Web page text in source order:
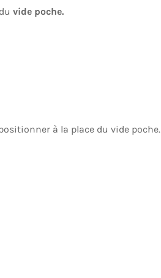
vide poche.
à la place du vide poche.